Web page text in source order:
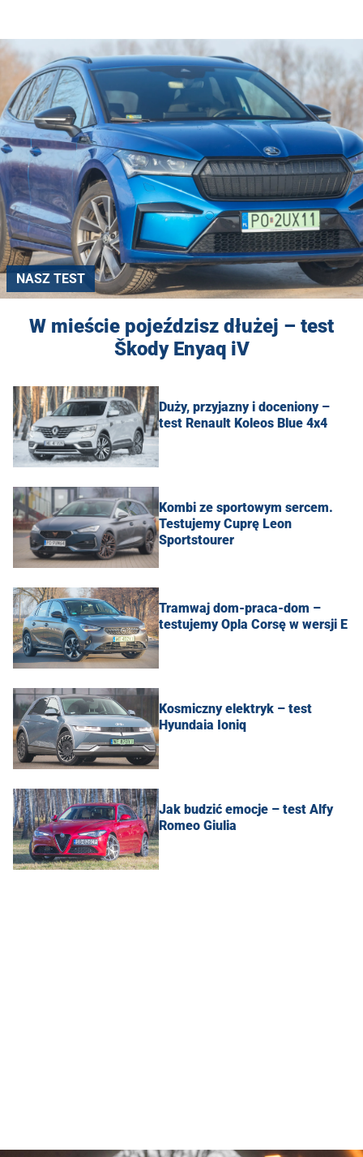
NASZ TEST
W mieście pojeździsz dłużej – test
Škody Enyaq iV
Duży, przyjazny i doceniony –
test Renault Koleos Blue 4x4
Kombi ze sportowym sercem.
Testujemy Cuprę Leon
Sportstourer
Tramwaj dom-praca-dom –
testujemy Opla Corsę w wersji E
Kosmiczny elektryk – test
Hyundaia Ioniq
Jak budzić emocje – test Alfy
Romeo Giulia